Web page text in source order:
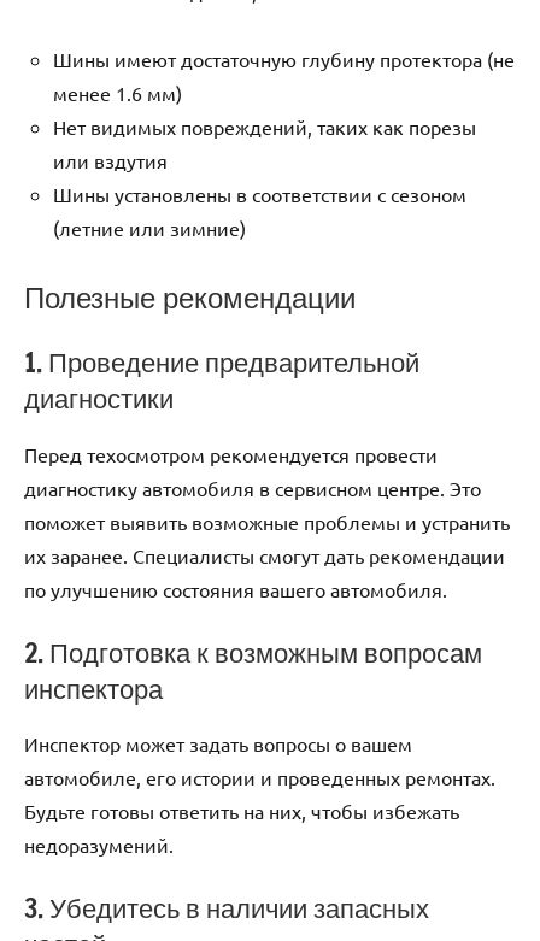
Шины имеют достаточную глубину протектора (не
менее 1.6 мм)
Нет видимых повреждений, таких как порезы
или вздутия
Шины установлены в соответствии с сезоном
(летние или зимние)
Полезные рекомендации
1. Проведение предварительной
диагностики
Перед техосмотром рекомендуется провести
диагностику автомобиля в сервисном центре. Это
поможет выявить возможные проблемы и устранить
их заранее. Специалисты смогут дать рекомендации
по улучшению состояния вашего автомобиля.
2. Подготовка к возможным вопросам
инспектора
Инспектор может задать вопросы о вашем
автомобиле, его истории и проведенных ремонтах.
Будьте готовы ответить на них, чтобы избежать
недоразумений.
3. Убедитесь в наличии запасных